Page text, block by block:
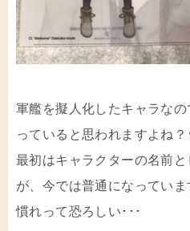
軍艦を擬人化したキャラな
っていると思われますよね？
最初はキャラクターの名前
が、今では普通になっていま
慣れって恐ろしい･･･